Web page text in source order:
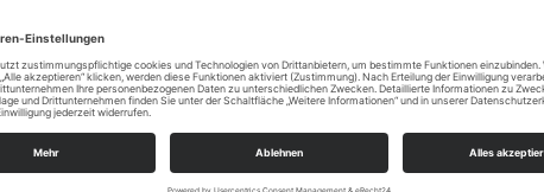
https://landing.churchdesk.com/de/e/
KSP Dresden Süd
Altleubnitz 1
01219 Dresden
ksp.dresden-sued@evlks.de